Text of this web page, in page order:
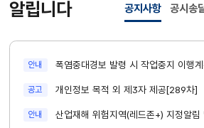
알립니다 공지사항
안내 새글
폭염중대경보 발령 시 작업중지 이행계획서 제
공고 새글
개인정보 목적 외 제3자 제공[289차]
안내 새글
산업재해 위험지역(레드존+) 지정알림 및 자체점검
공시송